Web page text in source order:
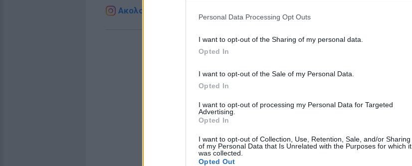
Personal Data Processing Opt Outs
I want to opt-out of the Sharing of my personal data.
Opted In
I want to opt-out of the Sale of my Personal Data.
Opted In
I want to opt-out of processing my Personal Data for Targeted
Advertising.
Opted In
I want to opt-out of Collection, Use, Retention, Sale, and/or Sharing
of my Personal Data that Is Unrelated with the Purposes for which it
was collected.
Opted Out
Ακολουθήστε το E-Radio.gr και στο Instagram